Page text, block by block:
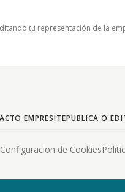
tu representación de la
EMPRESITEPUBLICA O
Configuracion de Cookies